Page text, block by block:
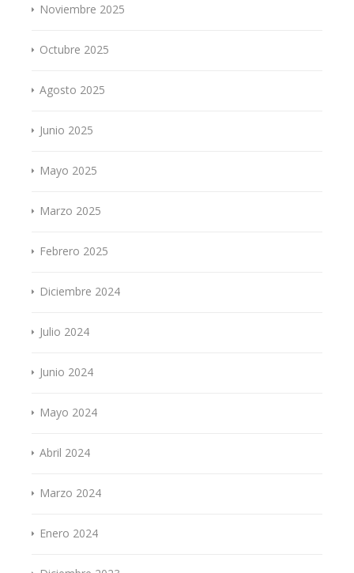
Noviembre 2025
Octubre 2025
Agosto 2025
Junio 2025
Mayo 2025
Marzo 2025
Febrero 2025
Diciembre 2024
Julio 2024
Junio 2024
Mayo 2024
Abril 2024
Marzo 2024
Enero 2024